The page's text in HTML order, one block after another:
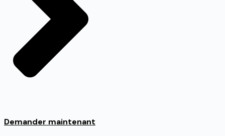
Demander maintenant